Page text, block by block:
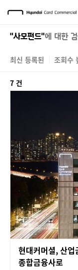
"사모펀드"에 대한
최신 등록된 조회수
7 건
현대커머셜, 산
종합금융사로